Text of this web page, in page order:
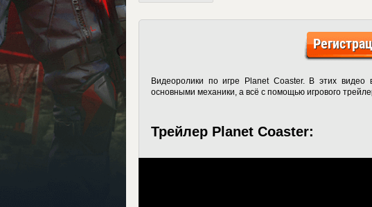
Видеоролики по игре Planet Coaster. В этих
основными механики, а всё с помощью игрового
Трейлер Planet Coaster: